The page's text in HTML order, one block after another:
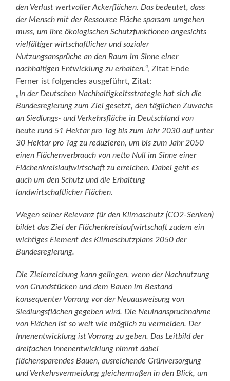
den Verlust wertvoller Ackerflächen. Das bedeutet, dass
der Mensch mit der Ressource Fläche sparsam umgehen
muss, um ihre ökologischen Schutzfunktionen angesichts
vielfältiger wirtschaftlicher und sozialer
Nutzungsansprüche an den Raum im Sinne einer
nachhaltigen Entwicklung zu erhalten.“, Zitat Ende
Ferner ist folgendes ausgeführt, Zitat:
„In der Deutschen Nachhaltigkeitsstrategie hat sich die
Bundesregierung zum Ziel gesetzt, den täglichen Zuwachs
an Siedlungs- und Verkehrsfläche in Deutschland von
heute rund 51 Hektar pro Tag bis zum Jahr 2030 auf unter
30 Hektar pro Tag zu reduzieren, um bis zum Jahr 2050
einen Flächenverbrauch von netto Null im Sinne einer
Flächenkreislaufwirtschaft zu erreichen. Dabei geht es
auch um den Schutz und die Erhaltung
landwirtschaftlicher Flächen.
Wegen seiner Relevanz für den Klimaschutz (CO2-Senken)
bildet das Ziel der Flächenkreislaufwirtschaft zudem ein
wichtiges Element des Klimaschutzplans 2050 der
Bundesregierung.
Die Zielerreichung kann gelingen, wenn der Nachnutzung
von Grundstücken und dem Bauen im Bestand
konsequenter Vorrang vor der Neuausweisung von
Siedlungsflächen gegeben wird. Die Neuinanspruchnahme
von Flächen ist so weit wie möglich zu vermeiden. Der
Innenentwicklung ist Vorrang zu geben. Das Leitbild der
dreifachen Innenentwicklung nimmt dabei
flächensparendes Bauen, ausreichende Grünversorgung
und Verkehrsvermeidung gleichermaßen in den Blick, um